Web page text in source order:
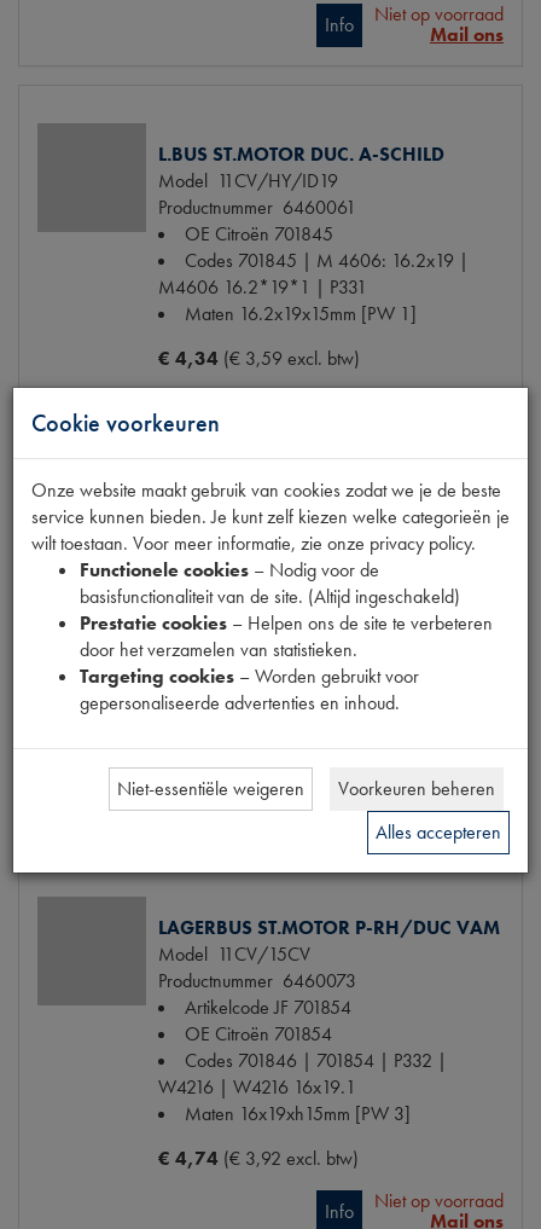
Info
Niet op voorraad
Mail ons
L.BUS ST.MOTOR DUC. A-SCHILD
Model 11CV/HY/ID19
Productnummer 6460061
OE Citroën 701845
Codes 701845 | M 4606: 16.2x19 |
M4606 16.2*19*1 | P331
Maten 16.2x19x15mm [PW 1]
€ 4,34 (€ 3,59 excl. btw)
RING ST.MOTORANKERAS DUCELLIER
Model11CV/15CV
Productnummer 6460067
Artikelcode JF 701849
OE Citroën 701849
Codes 701849 | P331
Maten16.5x26x1mm [PW 1]
€ 1,25(€ 1,03 excl. btw)
Info Bestel
LAGERBUS ST.MOTOR P-RH/DUC VAM
Model 11CV/15CV
Productnummer 6460073
Artikelcode JF 701854
OE Citroën 701854
Codes 701846 | 701854 | P332 |
W4216 | W4216 16x19.1
Maten 16x19xh15mm [PW 3]
€ 4,74 (€ 3,92 excl. btw)
Info
Niet op voorraad
Mail ons
Cookie voorkeuren
Onze website maakt gebruik van cookies zodat we je de beste
service kunnen bieden. Je kunt zelf kiezen welke categorieën je
wilt toestaan. Voor meer informatie, zie onze privacy policy.
Functionele cookies – Nodig voor de
basisfunctionaliteit van de site. (Altijd ingeschakeld)
Prestatie cookies – Helpen ons de site te verbeteren
door het verzamelen van statistieken.
Targeting cookies – Worden gebruikt voor
gepersonaliseerde advertenties en inhoud.
Niet-essentiële weigeren
Voorkeuren beheren
Alles accepteren